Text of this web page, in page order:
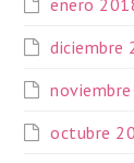
enero
diciembre
octubre